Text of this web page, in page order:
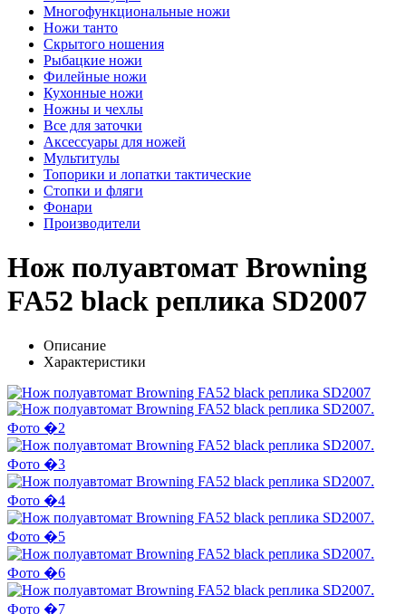
Многофункциональные ножи
Ножи танто
Скрытого ношения
Рыбацкие ножи
Филейные ножи
Кухонные ножи
Ножны и чехлы
Все для заточки
Аксессуары для ножей
Мультитулы
Топорики и лопатки тактические
Стопки и фляги
Фонари
Производители
Нож полуавтомат Browning
FA52 black реплика SD2007
Описание
Характеристики